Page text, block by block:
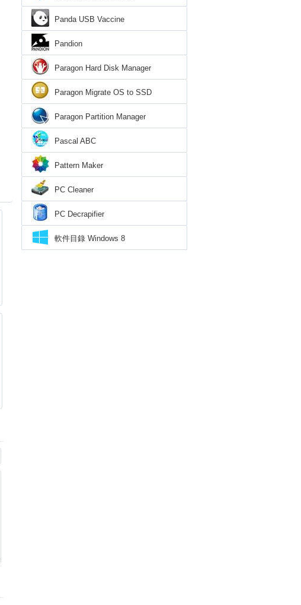
Panda USB Vaccine
Pandion
Paragon Hard Disk Manager
Paragon Migrate OS to SSD
Paragon Partition Manager
Pascal ABC
Pattern Maker
PC Cleaner
PC Decrapifier
軟件目錄 Windows 8